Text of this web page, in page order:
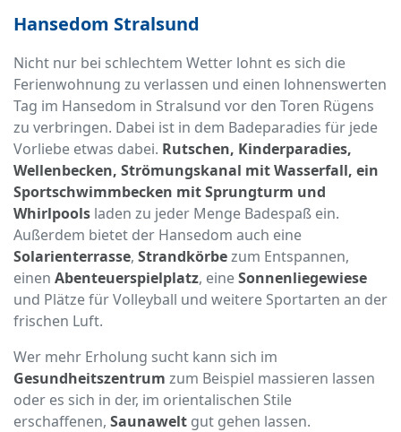
Hansedom Stralsund
Nicht nur bei schlechtem Wetter lohnt es sich die
Ferienwohnung zu verlassen und einen lohnenswerten
Tag im Hansedom in Stralsund vor den Toren Rügens
zu verbringen. Dabei ist in dem Badeparadies für jede
Vorliebe etwas dabei. Rutschen, Kinderparadies,
Wellenbecken, Strömungskanal mit Wasserfall, ein
Sportschwimmbecken mit Sprungturm und
Whirlpools laden zu jeder Menge Badespaß ein.
Außerdem bietet der Hansedom auch eine
Solarienterrasse, Strandkörbezum Entspannen,
einen Abenteuerspielplatz, eineSonnenliegewiese
und Plätze für Volleyball und weitere Sportarten an der
frischen Luft.
Wer mehr Erholung sucht kann sich im
Gesundheitszentrum zum Beispiel massieren lassen
oder es sich in der, im orientalischen Stile
erschaffenen, Saunawelt gut gehen lassen.